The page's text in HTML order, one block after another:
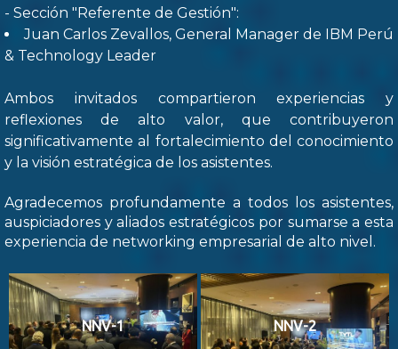
- Sección "Referente de Gestión":
Juan Carlos Zevallos, General Manager de IBM Perú
& Technology Leader
Ambos invitados compartieron experiencias y
reflexiones de alto valor, que contribuyeron
significativamente al fortalecimiento del conocimiento
y la visión estratégica de los asistentes.
Agradecemos profundamente a todos los asistentes,
auspiciadores y aliados estratégicos por sumarse a esta
experiencia de networking empresarial de alto nivel.
NNV-1 NNV-2